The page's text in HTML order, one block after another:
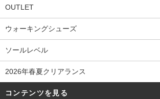
OUTLET
ウォーキングシューズ
ソールレベル
2026年春夏クリアランス
コンテンツを見る